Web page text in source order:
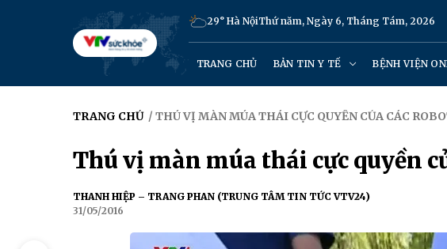
29° Hà NộiThứ năm, Ngày 6, Tháng Tám, 2026
TRANG CHỦ BẢN TIN Y TẾ BỆNH VIỆN
TRANG CHỦ / THÚ VỊ MÀN MÚA THÁI CỰC QUYỀN CỦA CÁC
Thú vị màn múa thái cực quyền
THANH HIỆP – TRANG PHAN (TRUNG TÂM TIN TỨC VTV24)
31/05/2016